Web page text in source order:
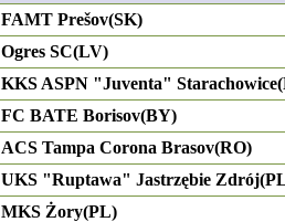
FAMT Prešov(SK)
Ogres SC(LV)
KKS ASPN "Juventa"
FC BATE Borisov(BY)
ACS Tampa Corona Brasov(RO)
UKS "Ruptawa" Jastrzębie
MKS Żory(PL)